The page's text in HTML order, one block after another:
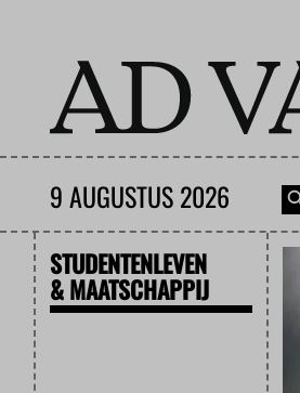
9 AUGUSTUS 2026
STUDENTENLEVEN
& MAATSCHAPPIJ